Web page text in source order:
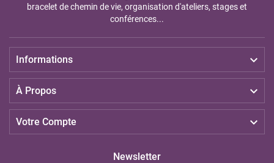
bracelet de chemin de vie, organisation d'ateliers, stages et
conférences...
Informations 
À Propos 
Votre Compte 
Newsletter